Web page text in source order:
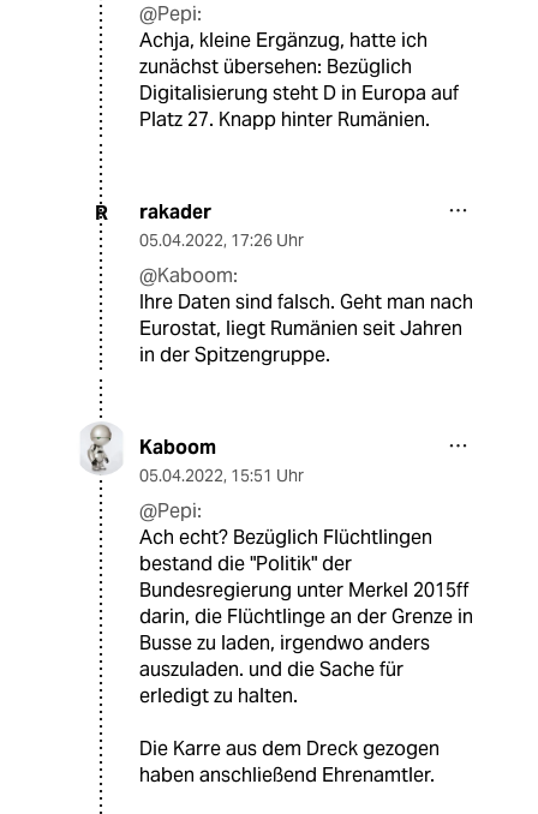
@Pepi:
Achja, kleine Ergänzug, hatte ich
zunächst übersehen: Bezüglich
Digitalisierung steht D in Europa auf
Platz 27. Knapp hinter Rumänien.
R rakader
05.04.2022, 17:26 Uhr
@Kaboom:
Ihre Daten sind falsch. Geht man nach
Eurostat, liegt Rumänien seit Jahren
in der Spitzengruppe.
Kaboom
05.04.2022, 15:51 Uhr
@Pepi:
Ach echt? Bezüglich Flüchtlingen
bestand die "Politik" der
Bundesregierung unter Merkel 2015ff
darin, die Flüchtlinge an der Grenze in
Busse zu laden, irgendwo anders
auszuladen. und die Sache für
erledigt zu halten.
Die Karre aus dem Dreck gezogen
haben anschließend Ehrenamtler.